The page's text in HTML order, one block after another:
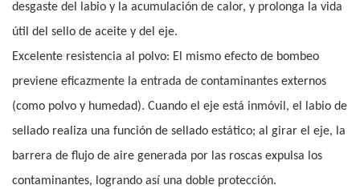
desgaste del labio y la acumulación de calor, y prolonga la vida
útil del sello de aceite y del eje.
Excelente resistencia al polvo: El mismo efecto de bombeo
previene eficazmente la entrada de contaminantes externos
(como polvo y humedad). Cuando el eje está inmóvil, el labio de
sellado realiza una función de sellado estático; al girar el eje, la
barrera de flujo de aire generada por las roscas expulsa los
contaminantes, logrando así una doble protección.